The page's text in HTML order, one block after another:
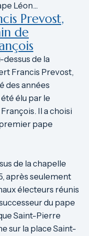
Léon…
Prevost,
de
dessus de la
Francis Prevost,
des années
élu par le
Il a choisi
pape
de la chapelle
après seulement
électeurs réunis
du pape
Saint-Pierre
sur la place Saint-